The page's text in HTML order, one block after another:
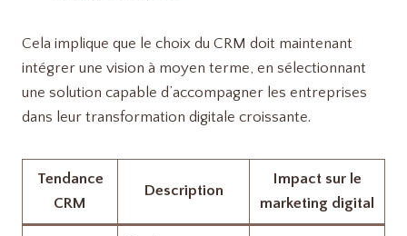
Cela implique que le choix du CRM doit maintenant
intégrer une vision à moyen terme, en sélectionnant
une solution capable d’accompagner les entreprises
dans leur transformation digitale croissante.
Tendance
CRM
Description
Impact sur le
marketing digital